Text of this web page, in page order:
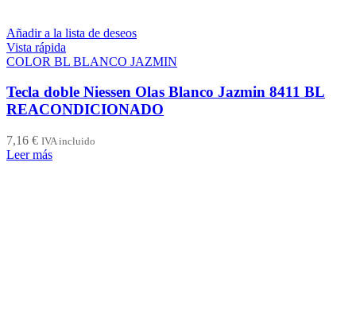
Añadir a la lista de deseos
Vista rápida
COLOR BL BLANCO JAZMIN
Tecla doble Niessen Olas Blanco Jazmin 8411 BL
REACONDICIONADO
7,16 € IVA incluido
Leer más